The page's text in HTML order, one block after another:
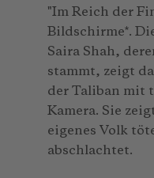
"Im Reich der
Bildschirme*.
Saira Shah,
stammt, zeigt
der Taliban mit
Kamera. Sie
eigenes Volk
abschlachtet.